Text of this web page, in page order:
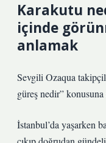
Karakutu
içinde
anlamak
Sevgili Ozaqua
güreş nedir”
İstanbul’da yaşarken